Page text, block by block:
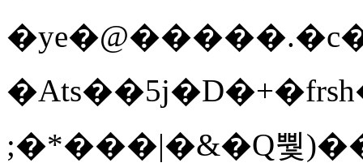
�ye�@���
;�*���|�&�Q뿿